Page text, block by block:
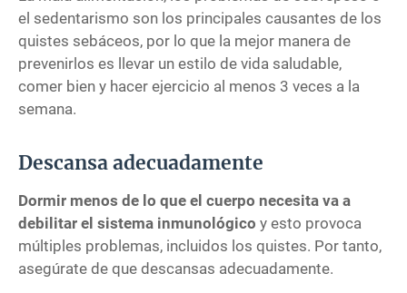
el sedentarismo son los principales causantes de los
quistes sebáceos, por lo que la mejor manera de
prevenirlos es llevar un estilo de vida saludable,
comer bien y hacer ejercicio al menos 3 veces a la
semana.
Descansa adecuadamente
Dormir menos de lo que el cuerpo necesita va a
debilitar el sistema inmunológico y esto provoca
múltiples problemas, incluidos los quistes. Por tanto,
asegúrate de que descansas adecuadamente.